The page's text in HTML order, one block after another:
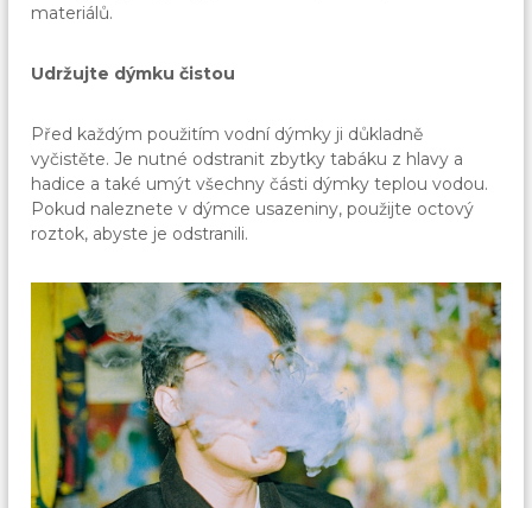
materiálů.
Udržujte dýmku čistou
Před každým použitím vodní dýmky ji důkladně
vyčistěte. Je nutné odstranit zbytky tabáku z hlavy a
hadice a také umýt všechny části dýmky teplou vodou.
Pokud naleznete v dýmce usazeniny, použijte octový
roztok, abyste je odstranili.